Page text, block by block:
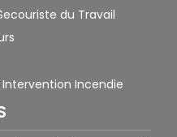
du Travail
Incendie